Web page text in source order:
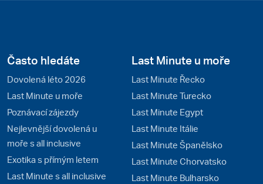
Často hledáte
Dovolená léto 2026
Last Minute u moře
Poznávací zájezdy
Nejlevnější dovolená u
moře s all inclusive
Exotika s přímým letem
Last Minute s all inclusive
Last Minute u moře
Last Minute Řecko
Last Minute Turecko
Last Minute Egypt
Last Minute Itálie
Last Minute Španělsko
Last Minute Chorvatsko
Last Minute Bulharsko